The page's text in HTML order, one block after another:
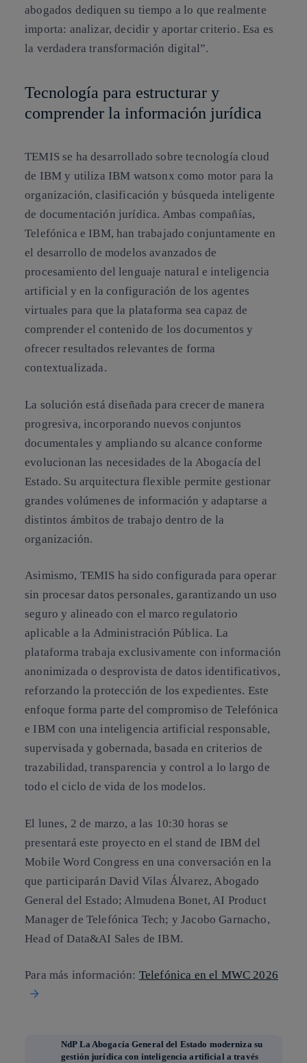
abogados dediquen su tiempo a lo que realmente
importa: analizar, decidir y aportar criterio. Esa es
la verdadera transformación digital”.
Tecnología para estructurar y
comprender la información jurídica
TEMIS se ha desarrollado sobre tecnología cloud
de IBM y utiliza IBM watsonx como motor para la
organización, clasificación y búsqueda inteligente
de documentación jurídica. Ambas compañías,
Telefónica e IBM, han trabajado conjuntamente en
el desarrollo de modelos avanzados de
procesamiento del lenguaje natural e inteligencia
artificial y en la configuración de los agentes
virtuales para que la plataforma sea capaz de
comprender el contenido de los documentos y
ofrecer resultados relevantes de forma
contextualizada.
La solución está diseñada para crecer de manera
progresiva, incorporando nuevos conjuntos
documentales y ampliando su alcance conforme
evolucionan las necesidades de la Abogacía del
Estado. Su arquitectura flexible permite gestionar
grandes volúmenes de información y adaptarse a
distintos ámbitos de trabajo dentro de la
organización.
Asimismo, TEMIS ha sido configurada para operar
sin procesar datos personales, garantizando un uso
seguro y alineado con el marco regulatorio
aplicable a la Administración Pública. La
plataforma trabaja exclusivamente con información
anonimizada o desprovista de datos identificativos,
reforzando la protección de los expedientes. Este
enfoque forma parte del compromiso de Telefónica
e IBM con una inteligencia artificial responsable,
supervisada y gobernada, basada en criterios de
trazabilidad, transparencia y control a lo largo de
todo el ciclo de vida de los modelos.
El lunes, 2 de marzo, a las 10:30 horas se
presentará este proyecto en el stand de IBM del
Mobile Word Congress en una conversación en la
que participarán David Vilas Álvarez, Abogado
General del Estado; Almudena Bonet, AI Product
Manager de Telefónica Tech; y Jacobo Garnacho,
Head of Data&AI Sales de IBM.
Para más información: Telefónica en el MWC 2026
NdP La Abogacía General del Estado moderniza su
gestión jurídica con inteligencia artificial a través